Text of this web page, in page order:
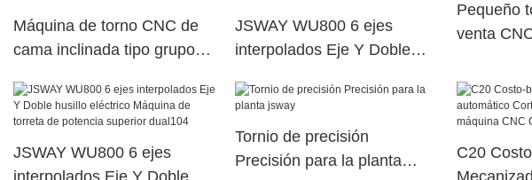
Máquina de torno CNC de
cama inclinada tipo grupo
JSWAY WU800 6 ejes
interpolados Eje Y Doble
torreta de potencia superior
Pequeño
venta
JSWAY WU800 6 ejes
Tornio de precisión
Precisión para la planta
C20